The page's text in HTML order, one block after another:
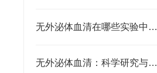
无外泌体血清在哪些实验中应用？
无外泌体血清：科学研究与医疗应用的新前沿